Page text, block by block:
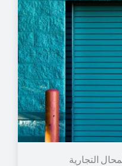
التجارية